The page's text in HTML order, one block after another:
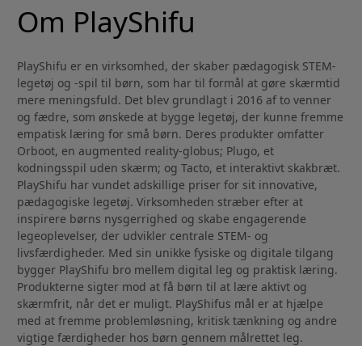
Om PlayShifu
PlayShifu er en virksomhed, der skaber pædagogisk STEM-
legetøj og -spil til børn, som har til formål at gøre skærmtid
mere meningsfuld. Det blev grundlagt i 2016 af to venner
og fædre, som ønskede at bygge legetøj, der kunne fremme
empatisk læring for små børn. Deres produkter omfatter
Orboot, en augmented reality-globus; Plugo, et
kodningsspil uden skærm; og Tacto, et interaktivt skakbræt.
PlayShifu har vundet adskillige priser for sit innovative,
pædagogiske legetøj. Virksomheden stræber efter at
inspirere børns nysgerrighed og skabe engagerende
legeoplevelser, der udvikler centrale STEM- og
livsfærdigheder. Med sin unikke fysiske og digitale tilgang
bygger PlayShifu bro mellem digital leg og praktisk læring.
Produkterne sigter mod at få børn til at lære aktivt og
skærmfrit, når det er muligt. PlayShifus mål er at hjælpe
med at fremme problemløsning, kritisk tænkning og andre
vigtige færdigheder hos børn gennem målrettet leg.